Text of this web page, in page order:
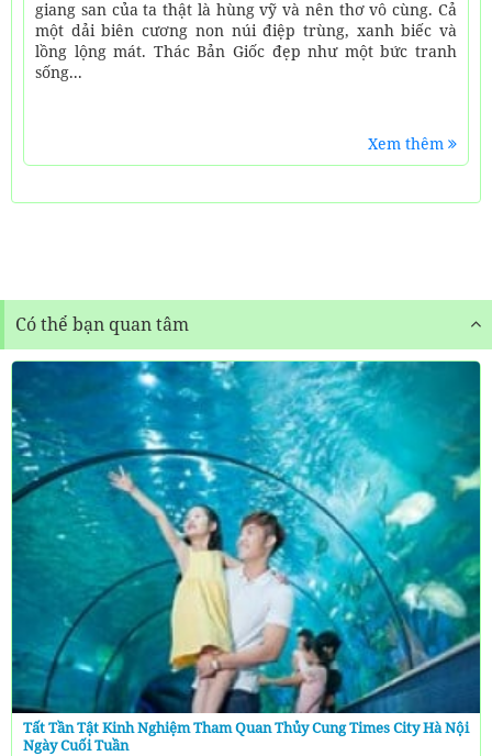
giang san của ta thật là hùng vỹ và nên thơ vô cùng. Cả
một dải biên cương non núi điệp trùng, xanh biếc và
lồng lộng mát. Thác Bản Giốc đẹp như một bức tranh
sống...
Xem thêm
Có thể bạn quan tâm
Tất Tần Tật Kinh Nghiệm Tham Quan Thủy Cung Times City Hà Nội
Ngày Cuối Tuần